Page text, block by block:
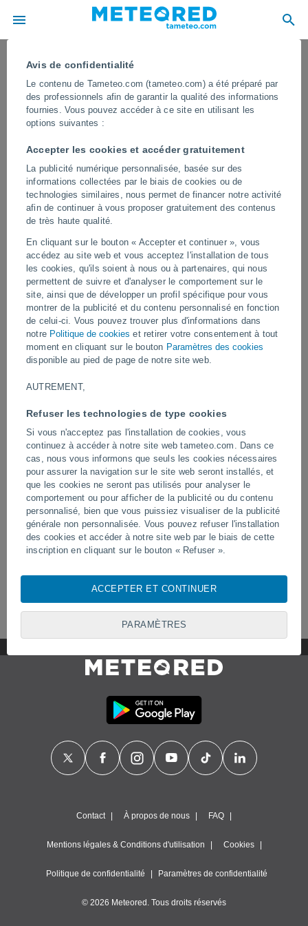
Avis de confidentialité
Le contenu de Tameteo.com (tameteo.com) a été préparé par
des professionnels afin de garantir la qualité des informations
fournies. Vous pouvez accéder à ce site en utilisant les
options suivantes :
Accepter les cookies et accéder gratuitement
La publicité numérique personnalisée, basée sur des
informations collectées par le biais de cookies ou de
technologies similaires, nous permet de financer notre activité
afin de continuer à vous proposer gratuitement des contenus
de très haute qualité.
En cliquant sur le bouton « Accepter et continuer », vous
accédez au site web et vous acceptez l'installation de tous
les cookies, qu'ils soient à nous ou à partenaires, qui nous
permettent de suivre et d'analyser le comportement sur le
site, ainsi que de développer un profil spécifique pour vous
montrer de la publicité et du contenu personnalisé en fonction
de celui-ci. Vous pouvez trouver plus d'informations dans
notre Politique de cookies et retirer votre consentement à tout
moment en cliquant sur le bouton Paramètres des cookies
disponible au pied de page de notre site web.
AUTREMENT,
Refuser les technologies de type cookies
Si vous n'acceptez pas l'installation de cookies, vous
continuez à accéder à notre site web tameteo.com. Dans ce
cas, nous vous informons que seuls les cookies nécessaires
pour assurer la navigation sur le site web seront installés, et
que les cookies ne seront pas utilisés pour analyser le
comportement ou pour afficher de la publicité ou du contenu
personnalisé, bien que vous puissiez visualiser de la publicité
générale non personnalisée. Vous pouvez refuser l'installation
des cookies et accéder à notre site web par le biais de cette
inscription en cliquant sur le bouton « Refuser ».
des cookies, des identifiants uniques ou des technologies
personnelles telles que votre visite sur ce site web, les
adresses IP et les identifiants de cookies. Certains
fournisseurs peuvent traiter vos données personnelles sur la
Pour ce faire, vous pouvez retirer votre consentement ou
vous opposer au traitement des données à tout moment en
données suivant :
Stocker et/ou accéder à des informations sur un appareil,
utiliser des données limitées pour sélectionner la publicité,
des profils de contenus personnalisés, utiliser des profils pour
performance des publicités, mesurer la performance des
contenus, comprendre les publics par le biais de statistiques
sources, développer et améliorer les services, utiliser des
ACCEPTER ET CONTINUER
PARAMÈTRES
Effroyable glissement de terrain
massif à Pasia Laweh, Indonésie
Le phénomène a laissé des images impressionnantes, notamment
la chute de dizaines d'arbres sur son passage vers la vallée. Les
autorités ont évacué la zone.
Vidéos
Hier
Tornades et pluies torrentielles à
Pelotas, au Brésil
La foudre frappe un
à Narathiwat, en
Contact À propos de nous FAQ
Mentions légales & Conditions d'utilisation Cookies
Politique de confidentialité Paramètres de confidentialité
© 2026 Meteored. Tous droits réservés